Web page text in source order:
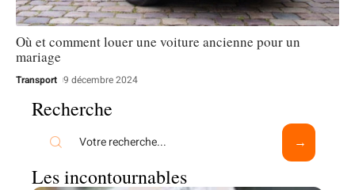
Où et comment louer une voiture ancienne pour un
mariage
Transport 9 décembre 2024
Recherche
Les incontournables